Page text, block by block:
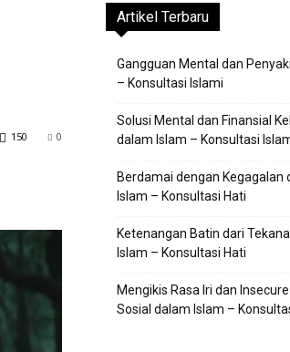
0
150
Artikel Terbaru
Gangguan Mental dan
– Konsultasi Islami
Solusi Mental dan Finansial
dalam Islam – Konsultasi
Berdamai dengan Kegagalan
Islam – Konsultasi Hati
Ketenangan Batin dari
Islam – Konsultasi Hati
Mengikis Rasa Iri dan
Sosial dalam Islam –